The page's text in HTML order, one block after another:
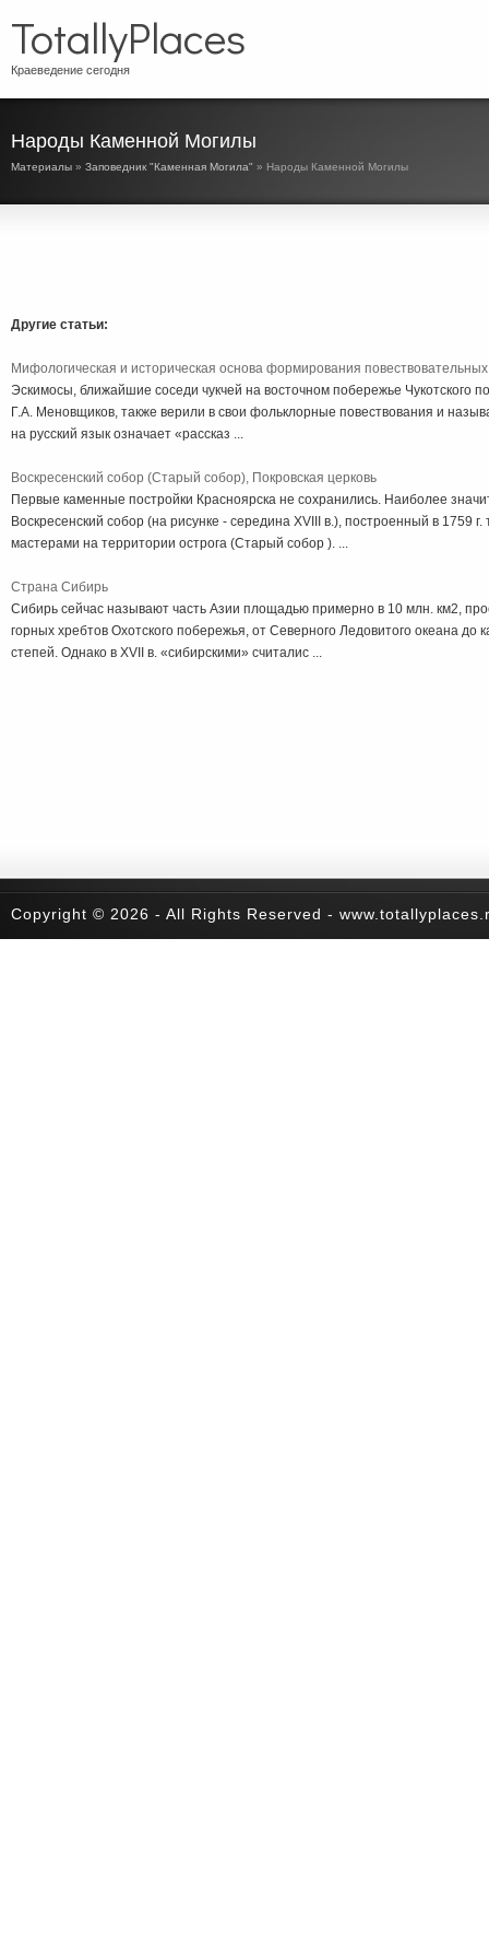
TotallyPlaces
Краеведение сегодня
Народы Каменной Могилы
Материалы » Заповедник "Каменная Могила" » Народы Каменной Могилы
Другие статьи:
Мифологическая и историческая основа формирования
Эскимосы, ближайшие соседи чукчей на восточном побережье Чукотского
Г.А. Меновщиков, также верили в свои фольклорные повествования и
на русский язык означает «рассказ ...
Воскресенский собор (Старый собор), Покровская церковь
Первые каменные постройки Красноярска не сохранились. Наиболее
Воскресенский собор (на рисунке - середина XVIII в.), построенный в 1759
мастерами на территории острога (Старый собор ). ...
Страна Сибирь
Сибирь сейчас называют часть Азии площадью примерно в 10 млн. км2,
горных хребтов Охотского побережья, от Северного Ледовитого океана до
степей. Однако в XVII в. «сибирскими» считалис ...
Copyright © 2026 - All Rights Reserved -